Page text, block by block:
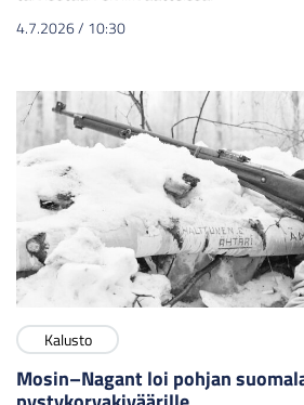
4.7.2026/ 10:30
Kalusto
Mosin–Nagant loi pohjan